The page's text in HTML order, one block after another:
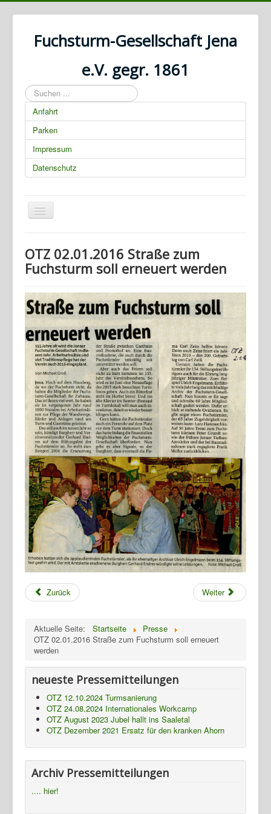
Fuchsturm-Gesellschaft Jena
e.V. gegr. 1861
Suchen
...
Anfahrt
Parken
Impressum
Datenschutz
Navigation
an/aus
Home
Geschichte
Archiv
Wandern
Verein
Termine
Presse
Fotos
TBBWG
Ziegenhain
NTH
OTZ 02.01.2016 Straße zum
Fuchsturm soll erneuert werden
Zurück Weiter
Aktuelle Seite: Startseite
Presse
OTZ 02.01.2016 Straße zum Fuchsturm soll erneuert
werden
neueste Pressemitteilungen
OTZ 12.10.2024 Turmsanierung
OTZ 24.08.2024 Internationales Workcamp
OTZ August 2023 Jubel hallt ins Saaletal
OTZ Dezember 2021 Ersatz für den kranken Ahorn
Archiv Pressemitteilungen
.... hier!